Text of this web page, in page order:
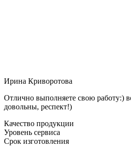
Ирина Криворотова
Отлично выполняете свою работу:)
довольны, респект!)
Качество продукции
Уровень сервиса
Срок изготовления